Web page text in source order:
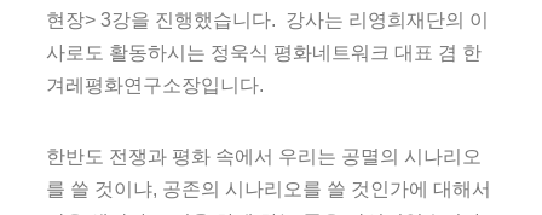
현장> 3강을 진행했습니다. 강사는 리영희재단의 이
사로도 활동하시는 정욱식 평화네트워크 대표 겸 한
겨레평화연구소장입니다.
한반도 전쟁과 평화 속에서 우리는 공멸의 시나리오
를 쓸 것이냐, 공존의 시나리오를 쓸 것인가에 대해서